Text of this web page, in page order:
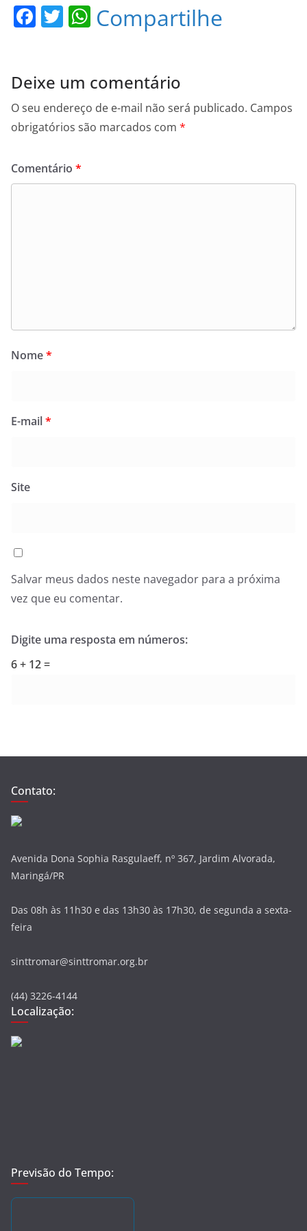
F
e
b
o
k
T
er
W
s
A
p
Compartilhe
Deixe um comentário
O seu endereço de e-mail não será publicado. Campos
obrigatórios são marcados com *
Comentário *
Nome*
E-mail*
Site
Salvar meus dados neste navegador para a próxima
vez que eu comentar.
Digite uma resposta em números:
6 + 12 =
Contato:
Avenida Dona Sophia Rasgulaeff, nº 367, Jardim Alvorada,
Maringá/PR
Das 08h às 11h30 e das 13h30 às 17h30, de segunda a sexta-
feira
sinttromar@sinttromar.org.br
(44) 3226-4144
Localização:
Previsão do Tempo: